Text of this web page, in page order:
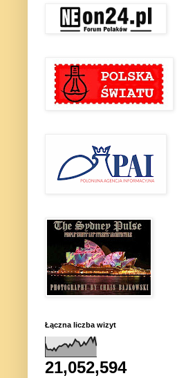
Łączna liczba wizyt
21,052,594